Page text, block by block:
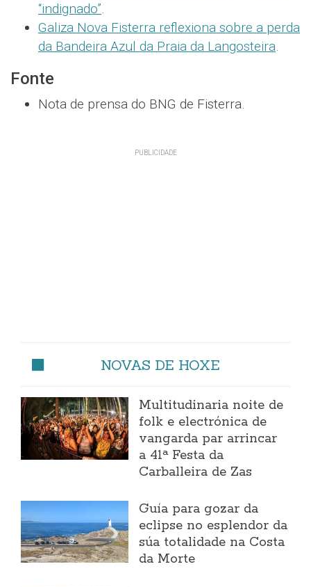
“indignado”.
Galiza Nova Fisterra reflexiona sobre a perda
da Bandeira Azul da Praia da Langosteira.
Fonte
Nota de prensa do BNG de Fisterra.
NOVAS DE HOXE
Multitudinaria noite de
folk e electrónica de
vangarda par arrincar
a 41ª Festa da
Carballeira de Zas
Guía para gozar da
eclipse no esplendor da
súa totalidade na Costa
da Morte